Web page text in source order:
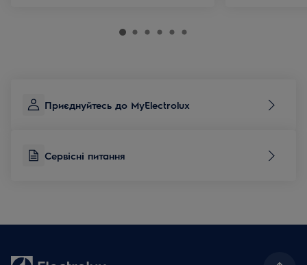
Приєднуйтесь до MyElectrolux
Сервісні питання